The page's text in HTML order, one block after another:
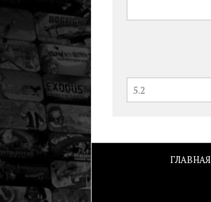
ГЛАВНАЯ